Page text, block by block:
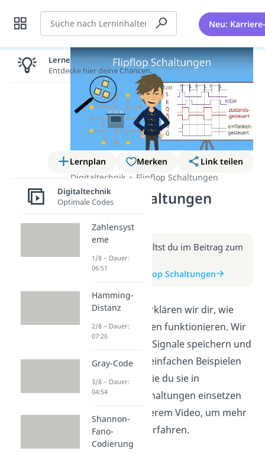
Suche Neu:
Lernplan Merken
Link teilen
Digitaltechnik
Flipflop Schaltungen
Flipflop Schaltungen
Weitere Infos erhältst du im Beitrag zum
Video
zum Beitrag: Flipflop Schaltungen
In diesem Video erklären wir dir, wie
Flipflop Schaltungen funktionieren. Wir
zeigen dir, wie sie Signale speichern und
weitergeben. Mit einfachen Beispielen
erklären wir dir, wie du sie in
elektronischen Schaltungen einsetzen
kannst. Folge unserem Video, um mehr
über Flipflops zu erfahren.
Lernen lohnt sich!
Entdecke hier deine Chancen.
Digitaltechnik
Optimale Codes
Zahlensyst
eme
1/8 – Dauer:
06:51
Hamming-
Distanz
2/8 – Dauer:
07:26
Gray-Code
3/8 – Dauer:
04:54
Shannon-
Fano-
Codierung